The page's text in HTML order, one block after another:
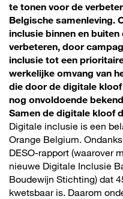
te tonen voor de
Belgische samenleving.
inclusie binnen en
verbeteren, door
inclusie tot een
werkelijke omvang van
die door de digitale
nog onvoldoende
Samen de digitale kloof
Digitale inclusie is een
Orange Belgium.
DESO-rapport (waarover
nieuwe Digitale Inclusie
Boudewijn Stichting) dat
kwetsbaar is. Daarom